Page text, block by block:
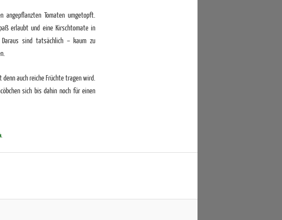
Tomaten umgetopft.
erlaubt und eine Kirschtomate in
Daraus sind tatsächlich – kaum zu
auch reiche Früchte tragen wird.
sich bis dahin noch für einen
.